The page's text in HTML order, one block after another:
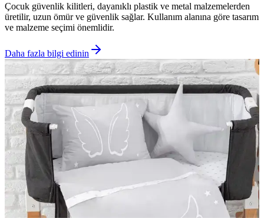
Çocuk güvenlik kilitleri, dayanıklı plastik ve metal malzemelerden
üretilir, uzun ömür ve güvenlik sağlar. Kullanım alanına göre tasarım
ve malzeme seçimi önemlidir.
Daha fazla bilgi edinin